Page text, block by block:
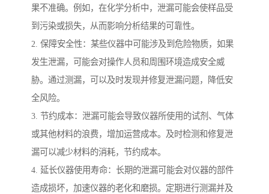
果不准确。例如，在化学分析中，泄漏可能会使样品受
到污染或损失，从而影响分析结果的可靠性。
2. 保障安全性：某些仪器中可能涉及到危险物质，如果
发生泄漏，可能会对操作人员和周围环境造成安全威
胁。通过测漏，可以及时发现并修复泄漏问题，降低安
全风险。
3. 节约成本：泄漏可能会导致仪器所使用的试剂、气体
或其他材料的浪费，增加运营成本。及时检测和修复泄
漏可以减少材料的消耗，节约成本。
4. 延长仪器使用寿命：长期的泄漏可能会对仪器的部件
造成损坏，加速仪器的老化和磨损。定期进行测漏并及